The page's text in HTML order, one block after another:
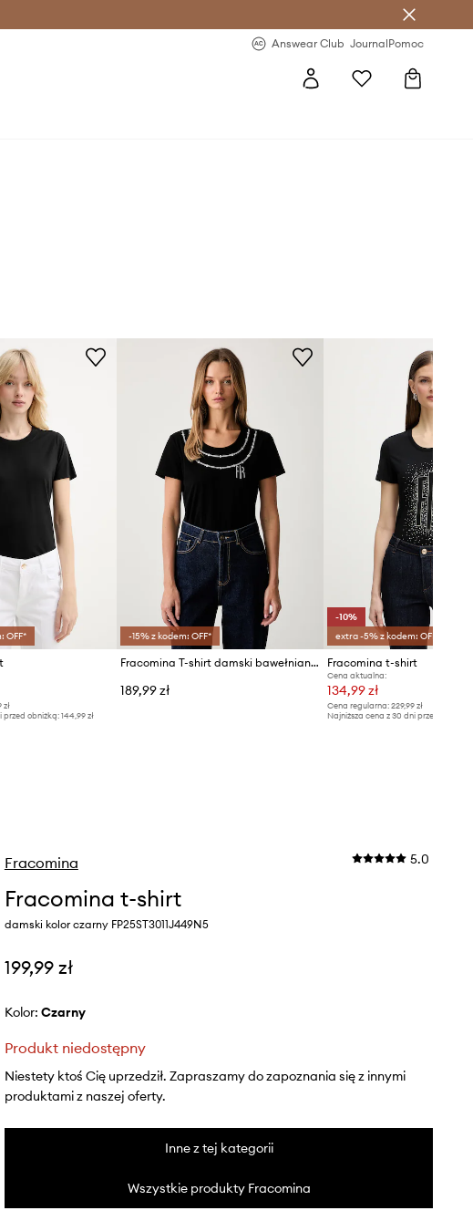
Answear Club JournalPomoc
OFF*
zł
przed obniżką: 144,99 zł
-15% z kodem: OFF*
Fracomina T-shirt damski bawełniany z elastanem
189,99 zł
-10%
extra -5% z kodem: OFF*
Fracomina t-shirt
Cena aktualna:
134,99 zł
Cena regularna: 229,99 zł
Najniższa cena z 30 dni przed obniżką:
Fracomina 5.0
Fracomina t-shirt
damski kolor czarny FP25ST3011J449N5
199,99 zł
Kolor: czarny
Produkt niedostępny
Niestety ktoś Cię uprzedził. Zapraszamy do zapoznania się z innymi
produktami z naszej oferty.
Inne z tej kategorii
Wszystkie produkty Fracomina